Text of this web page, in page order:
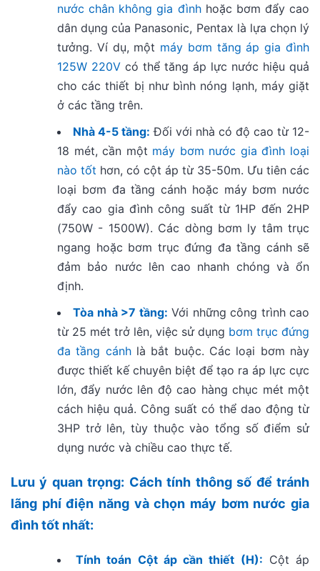
nước chân không gia đìnhhoặc bơm đẩy cao
dân dụng của Panasonic, Pentax là lựa chọn lý
tưởng. Ví dụ, một máy bơm tăng áp gia đình
125W 220V có thể tăng áp lực nước hiệu quả
cho các thiết bị như bình nóng lạnh, máy giặt
ở các tầng trên.
Nhà 4-5 tầng: Đối với nhà có độ cao từ 12-
18 mét, cần một máy bơm nước gia đình loại
nào tốt hơn, có cột áp từ 35-50m. Ưu tiên các
loại bơm đa tầng cánh hoặc máy bơm nước
đẩy cao gia đình công suất từ 1HP đến 2HP
(750W - 1500W). Các dòng bơm ly tâm trục
ngang hoặc bơm trục đứng đa tầng cánh sẽ
đảm bảo nước lên cao nhanh chóng và ổn
định.
Tòa nhà >7 tầng: Với những công trình cao
từ 25 mét trở lên, việc sử dụng bơm trục đứng
đa tầng cánhlà bắt buộc. Các loại bơm này
được thiết kế chuyên biệt để tạo ra áp lực cực
lớn, đẩy nước lên độ cao hàng chục mét một
cách hiệu quả. Công suất có thể dao động từ
3HP trở lên, tùy thuộc vào tổng số điểm sử
dụng nước và chiều cao thực tế.
Lưu ý quan trọng: Cách tính thông số để tránh
lãng phí điện năng và chọn máy bơm nước gia
đình tốt nhất:
Tính toán Cột áp cần thiết (H): Cột áp